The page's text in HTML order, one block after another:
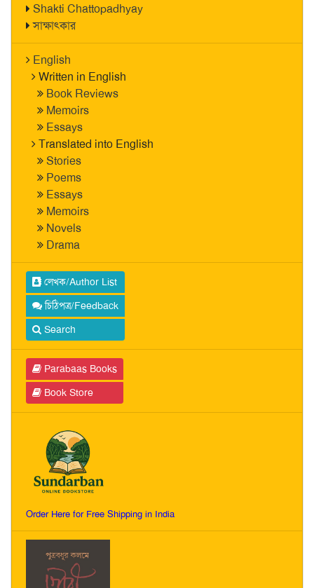
Shakti Chattopadhyay
সাক্ষাৎকার
English
Written in English
Book Reviews
Memoirs
Essays
Translated into English
Stories
Poems
Essays
Memoirs
Novels
Drama
লেখক/Author List
চিঠিপত্র/Feedback
Search
Parabaas Books
Book Store
Order Here for Free Shipping in India